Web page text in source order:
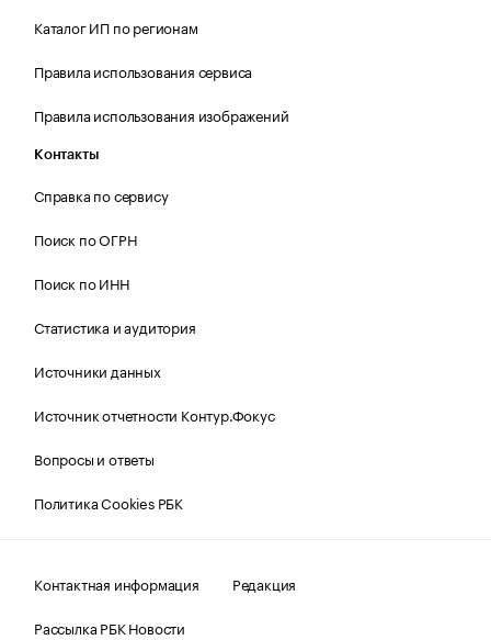
Каталог ИП по регионам
Правила использования сервиса
Правила использования изображений
Контакты
Справка по сервису
Поиск по ОГРН
Поиск по ИНН
Статистика и аудитория
Источники данных
Источник отчетности Контур.Фокус
Вопросы и ответы
Политика Cookies РБК
Контактная информация
Редакция
Рассылка РБК Новости